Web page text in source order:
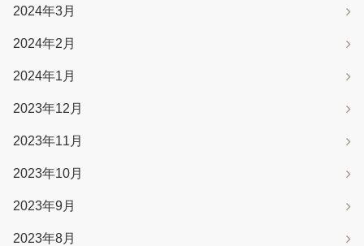
2024年3月
2024年2月
2024年1月
2023年12月
2023年11月
2023年10月
2023年9月
2023年8月